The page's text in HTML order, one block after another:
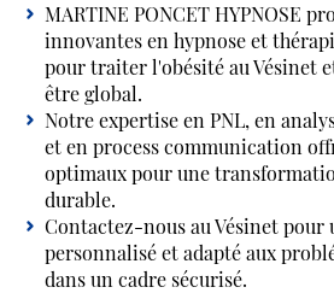
MARTINE PONCET HYPNOSE
innovantes en hypnose et
pour traiter l'obésité au Vésinet
être global.
Notre expertise en PNL, en
et en process communication
optimaux pour une
durable.
Contactez-nous au Vésinet pour
personnalisé et adapté aux
dans un cadre sécurisé.